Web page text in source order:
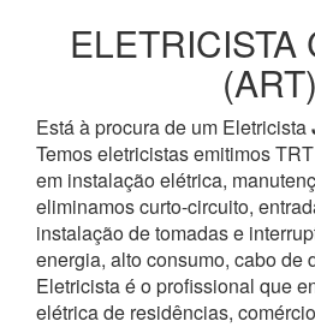
ELETRICISTA
(ART)
Está à procura de um Eletricista
Temos eletricistas emitimos
em instalação elétrica,
eliminamos curto-circuito,
instalação de tomadas e
energia, alto consumo, cabo de
Eletricista é o profissional que
elétrica de residências,